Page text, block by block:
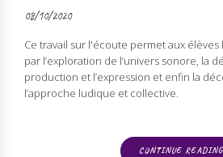
08/10/2020
Ce travail sur l'écoute permet aux
par l’exploration de l’univers sonore, la
production et l’expression et enfin la
l’approche ludique et collective.
CONTINUE READING